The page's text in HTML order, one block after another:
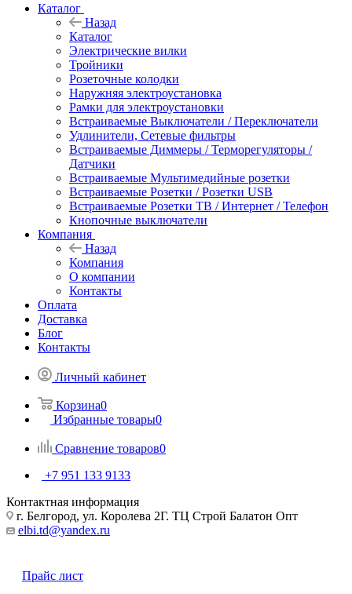
Каталог
Назад
Каталог
Электрические вилки
Тройники
Розеточные колодки
Наружняя электроустановка
Рамки для электроустановки
Встраиваемые Выключатели / Переключатели
Удлинители, Сетевые фильтры
Встраиваемые Диммеры / Терморегуляторы /
Датчики
Встраиваемые Мультимедийные розетки
Встраиваемые Розетки / Розетки USB
Встраиваемые Розетки ТВ / Интернет / Телефон
Кнопочные выключатели
Компания
Назад
Компания
О компании
Контакты
Оплата
Доставка
Блог
Контакты
Личный кабинет
Корзина0
Избранные товары0
Сравнение товаров0
+7 951 133 9133
Контактная информация
г. Белгород, ул. Королева 2Г. ТЦ Строй Балатон Опт
elbi.td@yandex.ru
Прайс лист